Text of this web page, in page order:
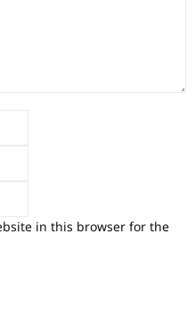
in this browser for the